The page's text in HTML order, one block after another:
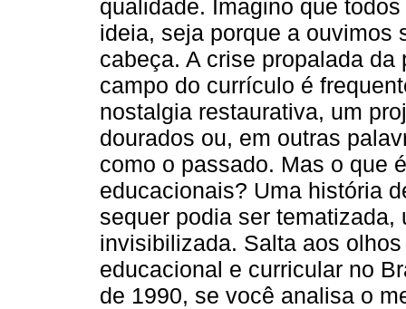
qualidade. Imagino que
ideia, seja porque a ouvimos
cabeça. A crise propalada
campo do currículo é
nostalgia restaurativa, um
dourados ou, em outras
como o passado. Mas o que
educacionais? Uma história
sequer podia ser
invisibilizada. Salta aos
educacional e curricular no
de 1990, se você analisa o